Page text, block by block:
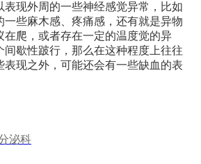
表现外周的一些神经感觉异常，比如
一些麻木感、疼痛感，还有就是异物
在爬，或者存在一定的温度觉的异
间歇性跛行，那么在这种程度上往往
表现之外，可能还会有一些缺血的表
泌科